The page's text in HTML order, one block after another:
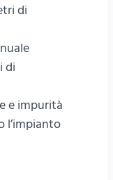
di
di
e impurità
l’impianto